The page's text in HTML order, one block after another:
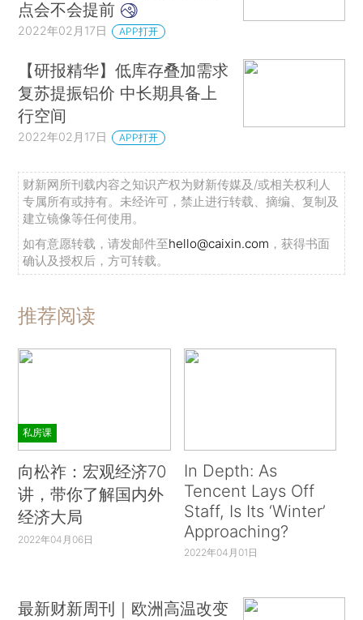
点会不会提前
2022年02月17日 APP打开
【研报精华】低库存叠加需求
复苏提振铝价 中长期具备上
行空间
2022年02月17日 APP打开
财新网所刊载内容之知识产权为财新传媒及/或相关权利人
专属所有或持有。未经许可，禁止进行转载、摘编、复制及
建立镜像等任何使用。
如有意愿转载，请发邮件至hello@caixin.com ，获得书面
确认及授权后，方可转载。
推荐阅读
私房课
向松祚：宏观经济70
讲，带你了解国内外
经济大局
2022年04月06日
In Depth: As
Tencent Lays Off
Staff, Is Its ‘Winter’
Approaching?
2022年04月01日
最新财新周刊｜欧洲高温改变